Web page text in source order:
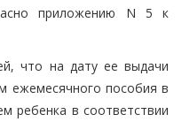
приложению N 5 к
что на дату ее выдачи
ежемесячного пособия в
ребенка в соответствии